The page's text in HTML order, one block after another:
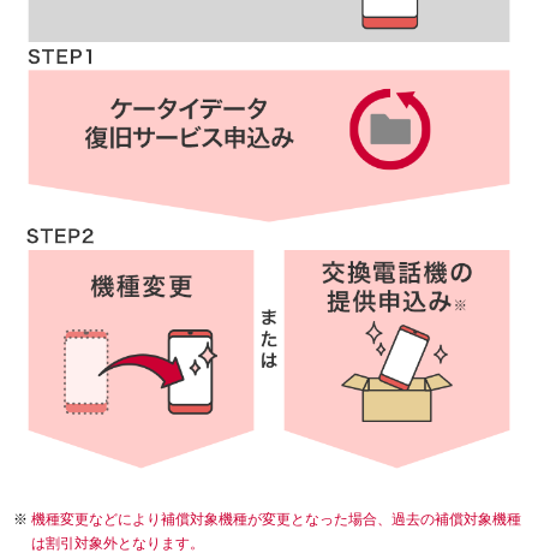
機種変更などにより補償対象機種が変更となった場合、過去の補償対象機種
は割引対象外となります。